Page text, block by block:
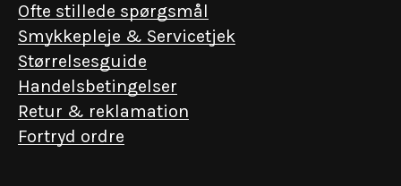
Ofte stillede spørgsmål
Smykkepleje & Servicetjek
Størrelsesguide
Handelsbetingelser
Retur & reklamation
Fortryd ordre